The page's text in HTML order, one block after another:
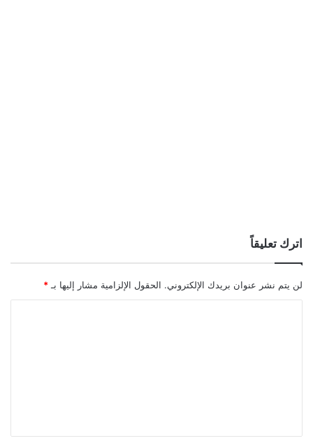
اترك تعليقاً
لن يتم نشر عنوان بريدك الإلكتروني. الحقول الإلزامية مشار إليها بـ *
ق